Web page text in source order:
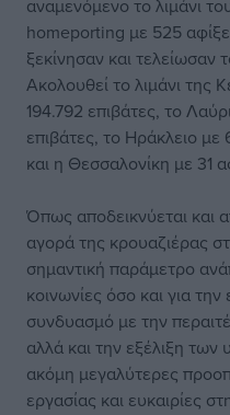
αναμενόμενο το λιμάνι
homeporting με 525
ξεκίνησαν και τελείωσαν
Ακολουθεί το λιμάνι της
194.792 επιβάτες, το
επιβάτες, το Ηράκλειο με
και η Θεσσαλονίκη με 31
Όπως αποδεικνύεται και
αγορά της κρουαζιέρας
σημαντική παράμετρο
κοινωνίες όσο και για την
συνδυασμό με την
αλλά και την εξέλιξη
ακόμη μεγαλύτερες
εργασίας και ευκαιρίες